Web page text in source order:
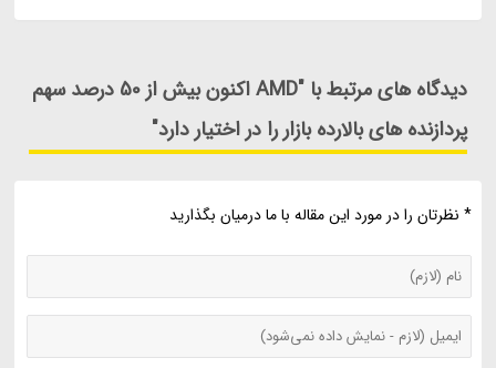
دیدگاه های مرتبط با "AMD اکنون بیش از 50 درصد سهم
پردازنده های بالارده بازار را در اختیار دارد"
* نظرتان را در مورد این مقاله با ما درمیان بگذارید